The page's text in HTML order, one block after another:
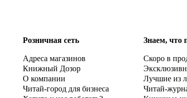
Розничная сеть
Адреса магазинов
Книжный Дозор
О компании
Читай-город для бизнеса
Знаем, что
Скоро в
Лучшие из
Читай-